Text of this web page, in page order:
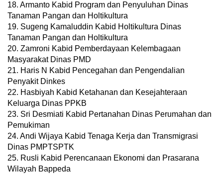
18. Armanto Kabid Program dan Penyuluhan Dinas
Tanaman Pangan dan Holtikultura
19. Sugeng Kamaluddin Kabid Holtikultura Dinas
Tanaman Pangan dan Holtikultura
20. Zamroni Kabid Pemberdayaan Kelembagaan
Masyarakat Dinas PMD
21. Haris N Kabid Pencegahan dan Pengendalian
Penyakit Dinkes
22. Hasbiyah Kabid Ketahanan dan Kesejahteraan
Keluarga Dinas PPKB
23. Sri Desmiati Kabid Pertanahan Dinas Perumahan dan
Pemukiman
24. Andi Wijaya Kabid Tenaga Kerja dan Transmigrasi
Dinas PMPTSPTK
25. Rusli Kabid Perencanaan Ekonomi dan Prasarana
Wilayah Bappeda